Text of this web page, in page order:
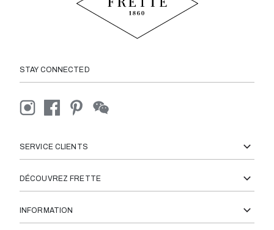
STAY CONNECTED
SERVICE CLIENTS
DÉCOUVREZ FRETTE
INFORMATION